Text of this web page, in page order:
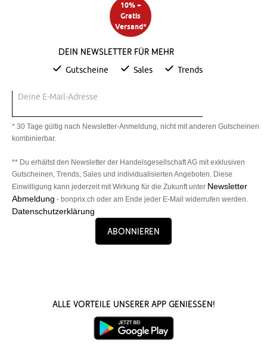
10% +
Gratis
Versand*
Dein Newsletter für mehr
Gutscheine Sales Trends
Deine E-Mail-Adresse
* 30 Tage gültig nach Newsletter-Anmeldung, nicht mit anderen Gutscheinen
kombinierbar.
** Du erhältst den Newsletter der Handelsgesellschaft AG mit exklusiven
Gutscheinen, Trends, Sales und individualisierten Angeboten. Diese
Einwilligung kann jederzeit mit Wirkung für die Zukunft unter Newsletter
Abmeldung - bonprix.ch oder am Ende jeder E-Mail widerrufen werden.
Datenschutzerklärung
Abonnieren
Alle Vorteile unserer App genießen!